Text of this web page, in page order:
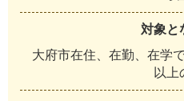
対象と
大府市在住、在勤、在学
以上